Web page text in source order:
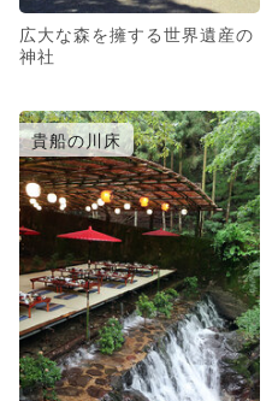
広大な森を擁する世界遺産の
神社
貴船の川床